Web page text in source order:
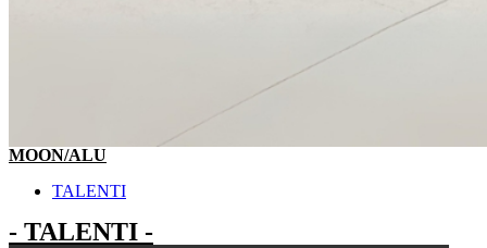
MOON/ALU
TALENTI
- TALENTI -